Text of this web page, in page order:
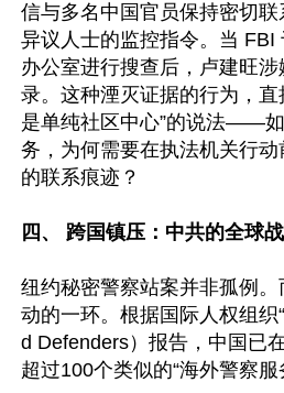
信与多名中国官员保持密切
异议人士的监控指令。当 FBI
办公室进行搜查后，卢建旺
录。这种湮灭证据的行为，直
是单纯社区中心”的说法——
务，为何需要在执法机关行
的联系痕迹？
四、 跨国镇压：中共的全球
纽约秘密警察站案并非孤例
动的一环。根据国际人权组织
d Defenders）报告，中国已
超过100个类似的“海外警察服